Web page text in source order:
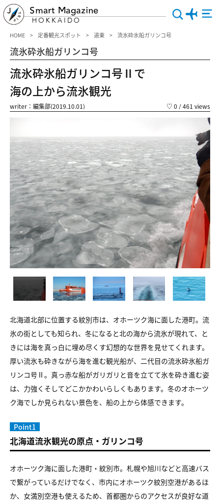
Smart Magazine
HOKKAIDO
HOME 定番観光スポット 道東 流氷砕氷船ガリンコ号
流氷砕氷船ガリンコ号
流氷砕氷船ガリンコ号Ⅱで
海の上から流氷観光
writer：編集部(2019.10.01) ♡ 0 / 461 views
北海道北部に位置する紋別市は、オホーツク海に面した港町。流
氷の街としても知られ、冬になると北の海から流氷が現れて、と
きには海を真っ白に埋め尽くす幻想的な世界を見せてくれます。
厚い流氷も砕きながら海を進む観光船が、二代目の流氷砕氷船ガ
リンコ号Ⅱ。真っ赤な船がガリガリと音を立てて氷を砕き進む姿
は、力強くそしてどこかかわいらしくもあります。冬のオホーツ
ク海でしか見られない景色を、船の上から体感できます。
Point1
北海道流氷観光の原点・ガリンコ号
オホーツク海に面した港町・紋別市。札幌や旭川などと高速バス
で繋がっているだけでなく、市内にオホーツク紋別空港があるほ
か、女満別空港も使えるため、首都圏からのアクセスが良好な道